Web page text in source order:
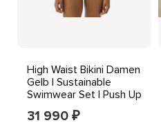
High Waist Bikini Damen
Gelb | Sustainable
Swimwear Set | Push Up
Beachwear
31 990 ₽